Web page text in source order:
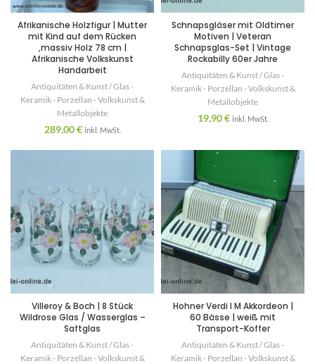
Afrikanische Holzfigur | Mutter
mit Kind auf dem Rücken
,massiv Holz 78 cm |
Afrikanische Volkskunst
Handarbeit
Antiquitäten & Kunst / Glas -
Keramik - Porzellan - Volkskunst &
Metallobjekte
289,00€ inkl. MwSt.
Schnapsgläser mit Oldtimer
Motiven | Veteran
Schnapsglas-Set | Vintage
Rockabilly 60er Jahre
Antiquitäten & Kunst / Glas -
Keramik - Porzellan - Volkskunst &
Metallobjekte
19,90€ inkl. MwSt.
Villeroy & Boch | 8 Stück
Wildrose Glas / Wasserglas –
Saftglas
Antiquitäten & Kunst / Glas -
Keramik - Porzellan - Volkskunst &
Hohner Verdi I M Akkordeon |
60 Bässe | weiß mit
Transport-Koffer
Antiquitäten & Kunst / Glas -
Keramik - Porzellan - Volkskunst &